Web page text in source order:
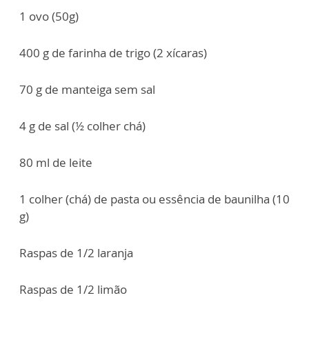
1 ovo (50g)
400 g de farinha de trigo (2 xícaras)
70 g de manteiga sem sal
4 g de sal (½ colher chá)
80 ml de leite
1 colher (chá) de pasta ou essência de baunilha (10
g)
Raspas de 1/2 laranja
Raspas de 1/2 limão